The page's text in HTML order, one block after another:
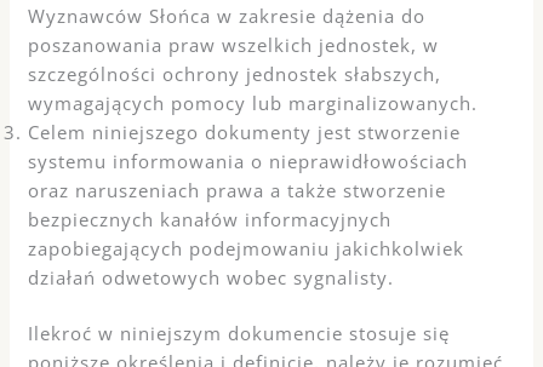
Wyznawców Słońca w zakresie dążenia do
poszanowania praw wszelkich jednostek, w
szczególności ochrony jednostek słabszych,
wymagających pomocy lub marginalizowanych.
Celem niniejszego dokumenty jest stworzenie
systemu informowania o nieprawidłowościach
oraz naruszeniach prawa a także stworzenie
bezpiecznych kanałów informacyjnych
zapobiegających podejmowaniu jakichkolwiek
działań odwetowych wobec sygnalisty.
Ilekroć w niniejszym dokumencie stosuje się